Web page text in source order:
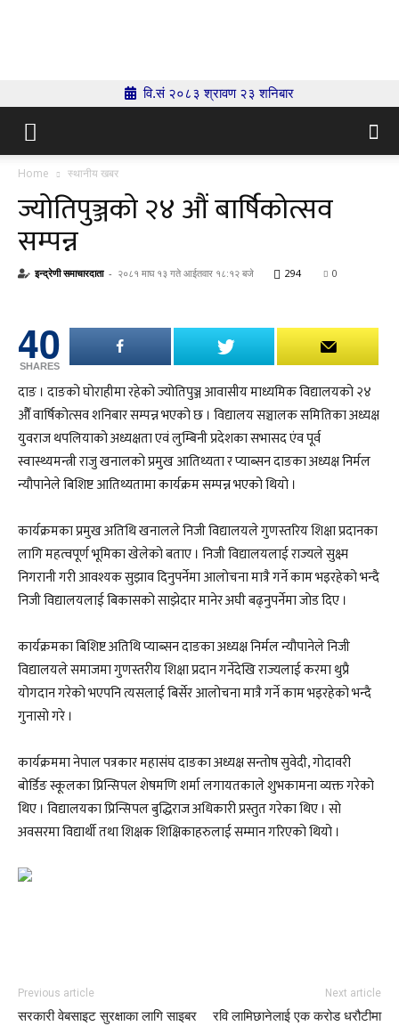
वि.सं २०८३ श्रावण २३ शनिबार
Home स्थानीय खबर
ज्योतिपुञ्जको २४ औं बार्षिकोत्सव
सम्पन्न
इन्द्रेणी समाचारदाता - २०८१ माघ १३ गते आईतवार १८:१२ बजे 294 0
40
SHARES
दाङ । दाङको घोराहीमा रहेको ज्योतिपुञ्ज आवासीय माध्यमिक विद्यालयको २४
ओैँ वार्षिकोत्सव शनिबार सम्पन्न भएको छ । विद्यालय सञ्चालक समितिका अध्यक्ष
युवराज थपलियाको अध्यक्षता एवं लुम्बिनी प्रदेशका सभासद एंव पूर्व
स्वास्थ्यमन्त्री राजु खनालको प्रमुख आतिथ्यता र प्याब्सन दाङका अध्यक्ष निर्मल
न्यौपानेले बिशिष्ट आतिथ्यतामा कार्यक्रम सम्पन्न भएको थियो ।
कार्यक्रमका प्रमुख अतिथि खनालले निजी विद्यालयले गुणस्तरिय शिक्षा प्रदानका
लागि महत्वपूर्ण भूमिका खेलेको बताए । निजी विद्यालयलाई राज्यले सुक्ष्म
निगरानी गरी आवश्यक सुझाव दिनुपर्नेमा आलोचना मात्रै गर्ने काम भइरहेको भन्दै
निजी विद्यालयलाई बिकासको साझेदार मानेर अघी बढ्नुपर्नेमा जोड दिए ।
कार्यक्रमका बिशिष्ट अतिथि प्याब्सन दाङका अध्यक्ष निर्मल न्यौपानेले निजी
विद्यालयले समाजमा गुणस्तरीय शिक्षा प्रदान गर्नेदेखि राज्यलाई करमा थुप्रै
योगदान गरेको भएपनि त्यसलाई बिर्सेर आलोचना मात्रै गर्ने काम भइरहेको भन्दै
गुनासो गरे ।
कार्यक्रममा नेपाल पत्रकार महासंघ दाङका अध्यक्ष सन्तोष सुवेदी, गोदावरी
बोर्डिङ स्कूलका प्रिन्सिपल शेषमणि शर्मा लगायतकाले शुभकामना व्यक्त गरेको
थिए । विद्यालयका प्रिन्सिपल बुद्धिराज अधिकारी प्रस्तुत गरेका थिए । सो
अवसरमा विद्यार्थी तथा शिक्षक शिक्षिकाहरुलाई सम्मान गरिएको थियो ।
Previous article
सरकारी वेबसाइट सुरक्षाका लागि साइबर
Next article
रवि लामिछानेलाई एक करोड धरौटीमा